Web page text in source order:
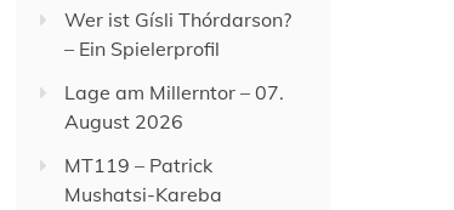
Wer ist Gísli Thórdarson?
– Ein Spielerprofil
Lage am Millerntor – 07.
August 2026
MT119 – Patrick
Mushatsi-Kareba